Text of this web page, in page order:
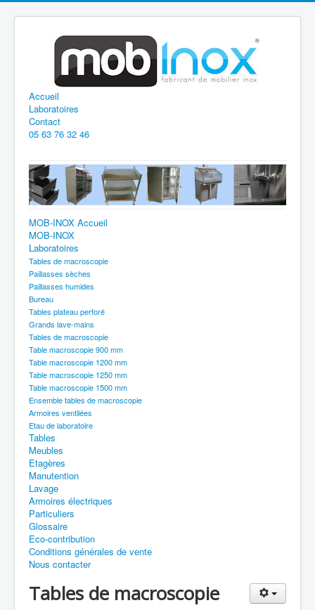
Accueil
Laboratoires
Contact
05 63 76 32 46
MOB-INOX Accueil
MOB-INOX
Laboratoires
Tables de macroscopie
Paillasses sèches
Paillasses humides
Bureau
Tables plateau perforé
Grands lave-mains
Tables de macroscopie
Table macroscopie 900 mm
Table macroscopie 1200 mm
Table macroscopie 1250 mm
Table macroscopie 1500 mm
Ensemble tables de macroscopie
Armoires ventilées
Etau de laboratoire
Tables
Meubles
Etagères
Manutention
Lavage
Armoires électriques
Particuliers
Glossaire
Eco-contribution
Conditions générales de vente
Nous contacter
Tables de macroscopie